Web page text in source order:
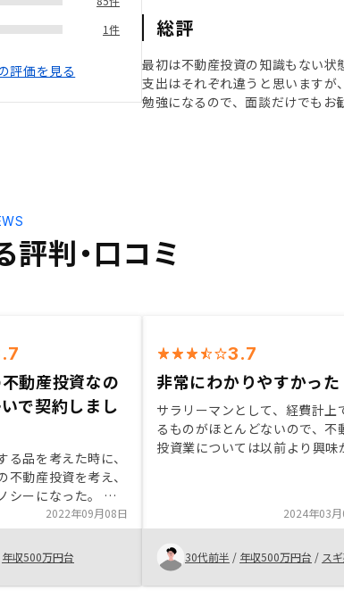
1件
評価を見る
総評
最初は不動産投資の知識もない
支出はそれぞれ違うと思いますが
勉強になるので、面談だけでもお
評判・口コミ
動産投資なの
で契約しまし
る品を考えた時に、
不動産投資を考え、
シーになった。 中
ンションで、投資に
バリーできる価格帯
なども考慮した
だった。他の不動産
たが価格帯やリスク
2022年09月08日
年収500万円台
3.7
非常にわかりやすかった
サラリーマンとして、経費計上
るものがほとんどないので、不
投資業については以前より興味
あると聞き非常にメリットに感
2024年03月
30代前半 / 年収500万円台 / ス